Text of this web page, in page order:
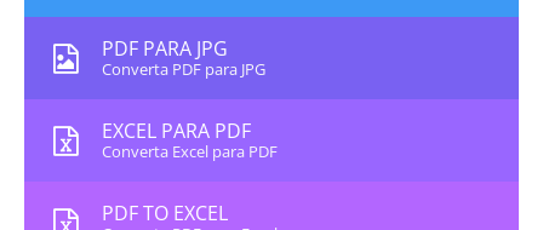
PDF PARA JPG
Converta PDF para JPG
EXCEL PARA PDF
Converta Excel para PDF
PDF TO EXCEL